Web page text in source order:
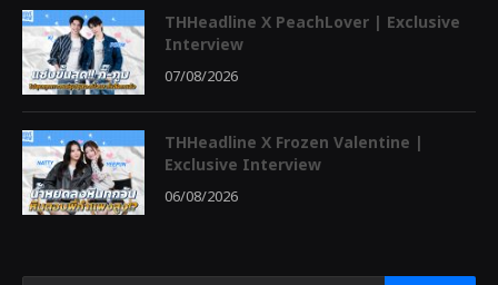
THHeadline X PeachLover | Exclusive
Interview
07/08/2026
THHeadline X Frozen Valentine |
Exclusive Interview
06/08/2026